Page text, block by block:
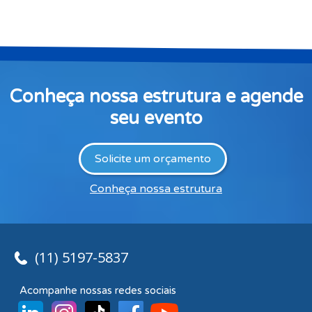
Conheça nossa estrutura e agende
seu evento
Solicite um orçamento
Conheça nossa estrutura
(11) 5197-5837
Acompanhe nossas redes sociais